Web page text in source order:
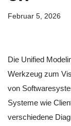
Februar 5, 2026
Die Unified
Werkzeug zum
von
Systeme wie
verschiedene